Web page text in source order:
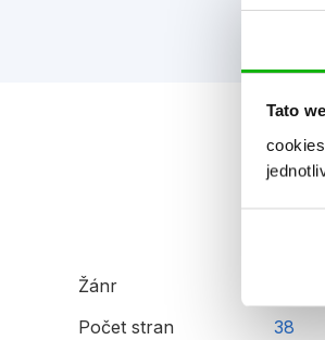
Tato
Žánr
Počet stran
38